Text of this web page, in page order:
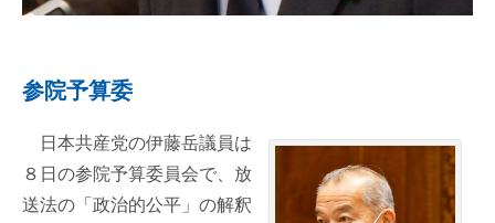
参院予算委
日本共産党の伊藤岳議員は
８日の参院予算委員会で、放
送法の「政治的公平」の解釈